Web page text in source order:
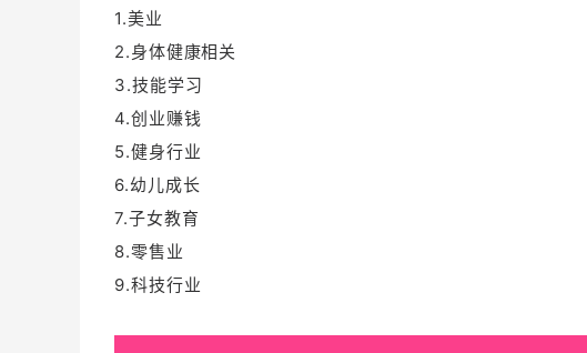
1.美业
2.身体健康相关
3.技能学习
4.创业赚钱
5.健身行业
6.幼儿成长
7.子女教育
8.零售业
9.科技行业